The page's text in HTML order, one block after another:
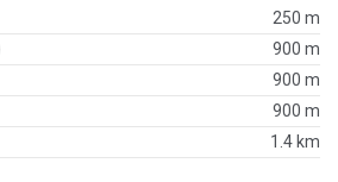
250 m
900 m
900 m
900 m
1.4 km